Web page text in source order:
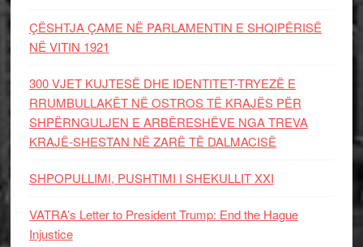
ÇËSHTJA ÇAME NË PARLAMENTIN E SHQIPËRISË
NË VITIN 1921
300 VJET KUJTESË DHE IDENTITET-TRYEZË E
RRUMBULLAKËT NË OSTROS TË KRAJËS PËR
SHPËRNGULJEN E ARBËRESHËVE NGA TREVA
KRAJË-SHESTAN NË ZARË TË DALMACISË
SHPOPULLIMI, PUSHTIMI I SHEKULLIT XXI
VATRA’s Letter to President Trump: End the Hague
Injustice